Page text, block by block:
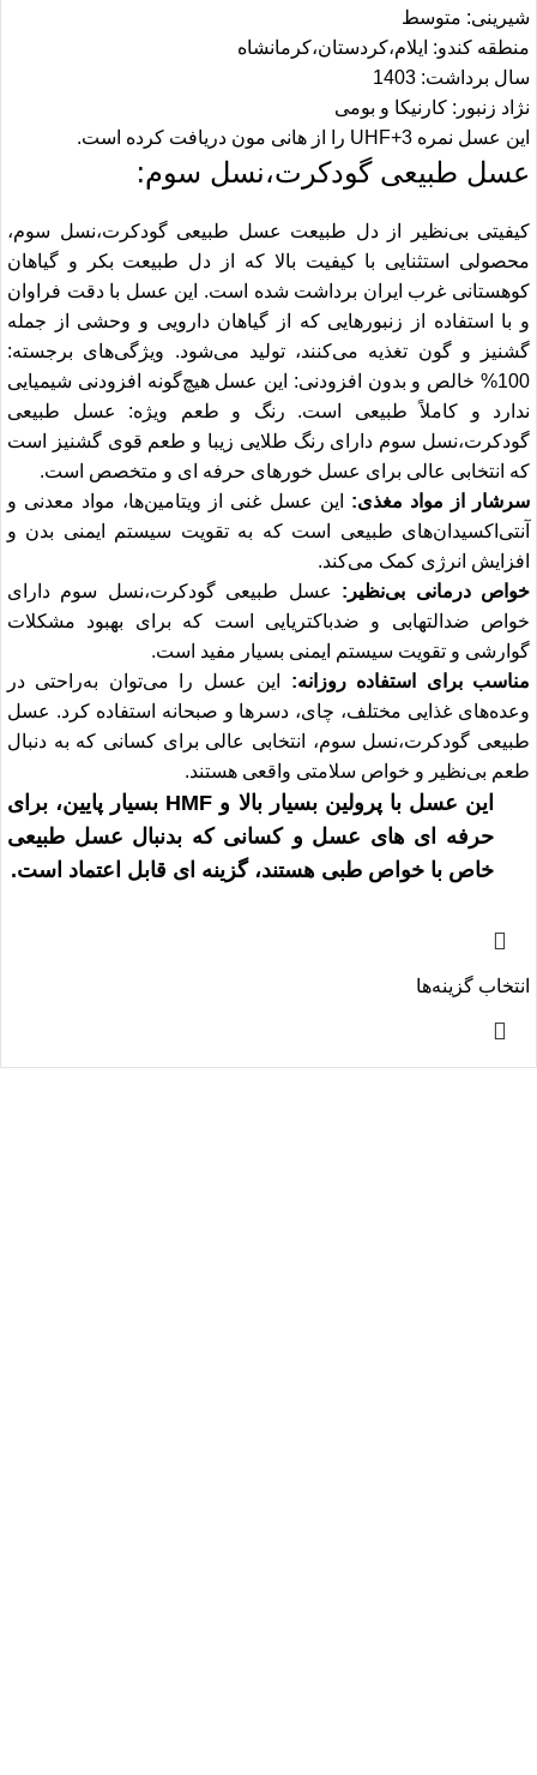
شیرینی: متوسط
منطقه کندو: ایلام،کردستان،کرمانشاه
سال برداشت: 1403
نژاد زنبور: کارنیکا و بومی
این عسل نمره UHF+3 را از هانی مون دریافت کرده است.
عسل طبیعی گودکرت،نسل سوم:
کیفیتی بی‌نظیر از دل طبیعت عسل طبیعی گودکرت،نسل سوم،
محصولی استثنایی با کیفیت بالا که از دل طبیعت بکر و گیاهان
کوهستانی غرب ایران برداشت شده است. این عسل با دقت فراوان
و با استفاده از زنبورهایی که از گیاهان دارویی و وحشی از جمله
گشنیز
و گون تغذیه می‌کنند، تولید می‌شود. ویژگی‌های برجسته:
100% خالص و بدون افزودنی: این
عسل هیچ‌گونه افزودنی شیمیایی
ندارد و کاملاً طبیعی است. رنگ و طعم ویژه: عسل طبیعی
گودکرت،نسل سوم دارای رنگ طلایی زیبا و طعم قوی گشنیز است
که انتخابی عالی برای عسل خورهای حرفه ای و متخصص است.
سرشار از مواد مغذی: این عسل غنی از ویتامین‌ها، مواد معدنی و
آنتی‌اکسیدان‌های طبیعی است که به تقویت سیستم ایمنی بدن و
افزایش انرژی کمک می‌کند.
خواص درمانی بی‌نظیر: عسل طبیعی گودکرت،نسل سوم دارای
خواص ضدالتهابی و ضدباکتریایی است که برای بهبود مشکلات
گوارشی و تقویت سیستم ایمنی بسیار مفید است.
مناسب برای استفاده روزانه: این عسل را می‌توان به‌راحتی در
وعده‌های غذایی مختلف، چای، دسرها و صبحانه استفاده کرد. عسل
طبیعی گودکرت،نسل سوم، انتخابی عالی برای کسانی که به دنبال
طعم بی‌نظیر و خواص سلامتی واقعی هستند.
این عسل با پرولین بسیار بالا و HMF بسیار پایین، برای
حرفه ای های عسل و کسانی که بدنبال عسل طبیعی
خاص با خواص طبی هستند، گزینه ای قابل اعتماد است.
انتخاب گزینه‌ها